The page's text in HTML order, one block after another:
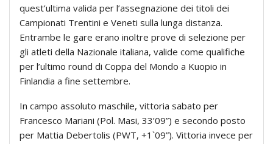
quest’ultima valida per l’assegnazione dei titoli dei
Campionati Trentini e Veneti sulla lunga distanza.
Entrambe le gare erano inoltre prove di selezione per
gli atleti della Nazionale italiana, valide come qualifiche
per l’ultimo round di Coppa del Mondo a Kuopio in
Finlandia a fine settembre.
In campo assoluto maschile, vittoria sabato per
Francesco Mariani (Pol. Masi, 33’09”) e secondo posto
per Mattia Debertolis (PWT, +1`09”). Vittoria invece per